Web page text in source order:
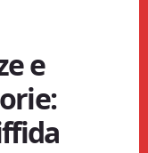
e